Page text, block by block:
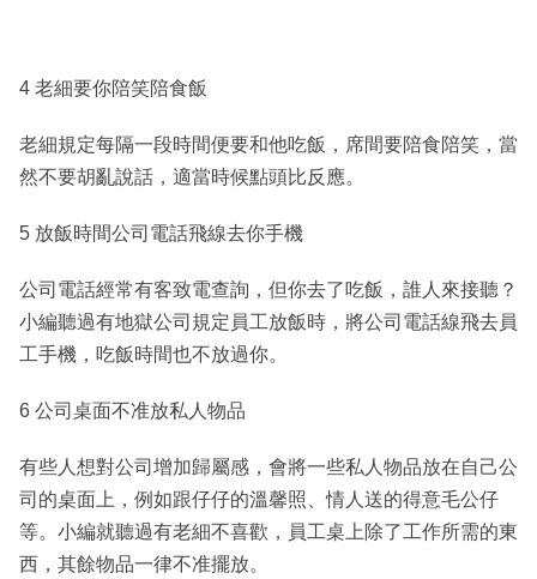
4 老細要你陪笑陪食飯
老細規定每隔一段時間便要和他吃飯，席間要陪食陪笑，當
然不要胡亂說話，適當時候點頭比反應。
5 放飯時間公司電話飛線去你手機
公司電話經常有客致電查詢，但你去了吃飯，誰人來接聽？
小編聽過有地獄公司規定員工放飯時，將公司電話線飛去員
工手機，吃飯時間也不放過你。
6 公司桌面不准放私人物品
有些人想對公司增加歸屬感，會將一些私人物品放在自己公
司的桌面上，例如跟仔仔的溫馨照、情人送的得意毛公仔
等。小編就聽過有老細不喜歡，員工桌上除了工作所需的東
西，其餘物品一律不准擺放。